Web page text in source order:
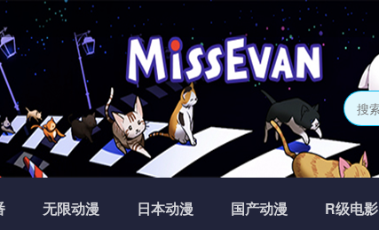
无限动漫 日本动漫 国产动漫 R级电影